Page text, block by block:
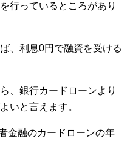
行っているところがあり
、利息0円で融資を受ける
、銀行カードローンより
いと言えます。
金融のカードローンの年